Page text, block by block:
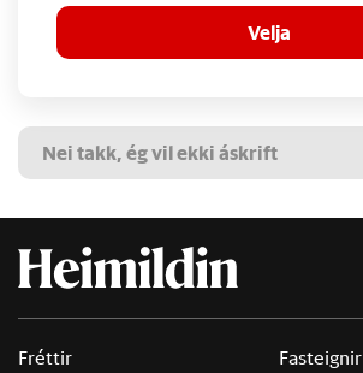
Velja
Nei takk, ég vil ekki áskrift
Fréttir
Fasteignir